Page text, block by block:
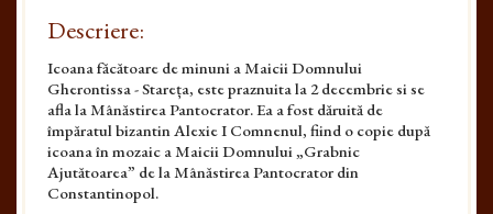
Descriere:
Icoana făcătoare de minuni a Maicii Dom­nului
Gherontissa - Stareța, este praznuita la 2 decembrie si se
afla la Mânăstirea Pantocrator. Ea a fost dăruită de
împăratul bizantin Alexie I Comnenul, fiind o copie după
icoana în mozaic a Maicii Domnului „Grabnic
Ajutătoarea” de la Mânăstirea Pantocrator din
Constantinopol.